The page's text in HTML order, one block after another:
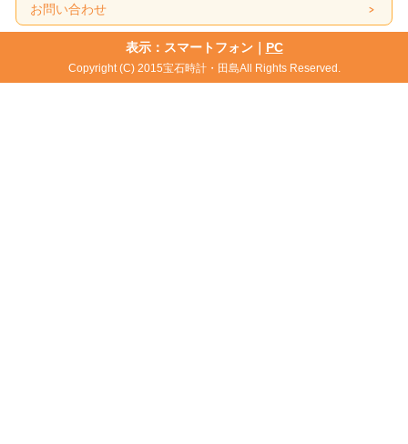
お問い合わせ
表示：スマートフォン｜ PC
Copyright (C) 2015宝石時計・田島All Rights Reserved.